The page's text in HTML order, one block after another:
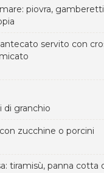
piovra,
servito con
di granchio
zucchine o porcini
tiramisù, panna cotta